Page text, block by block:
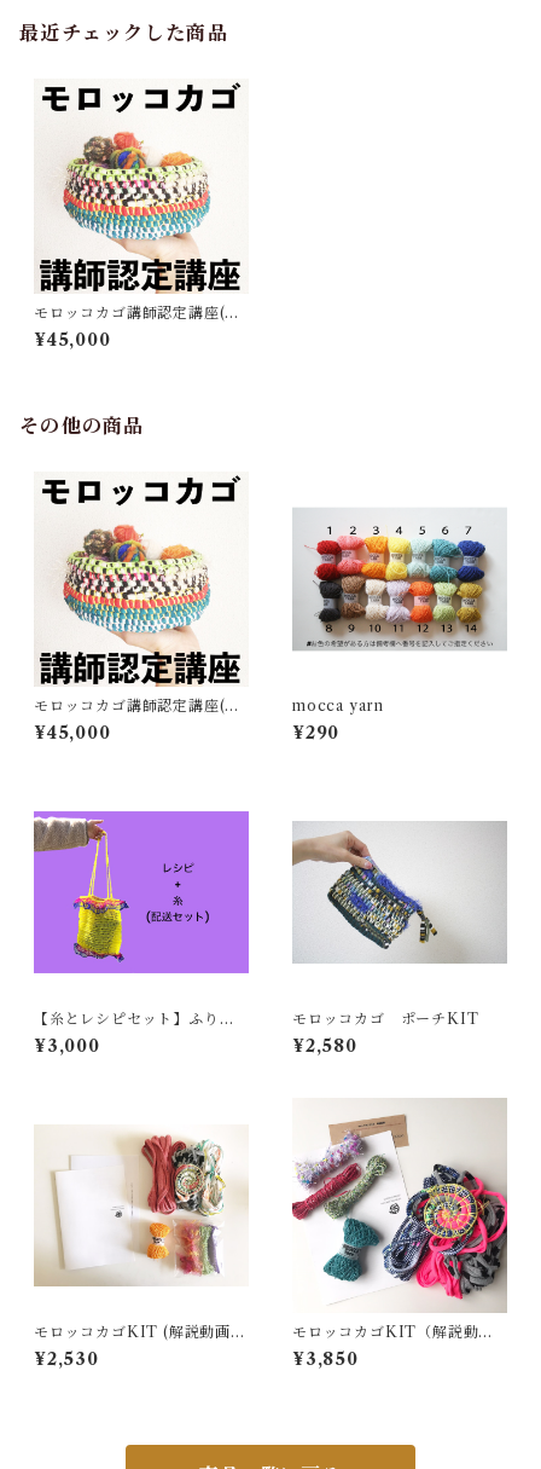
最近チェックした商品
モロッコカゴ講師認定講座(テ
キストのみ)
¥45,000
その他の商品
モロッコカゴ講師認定講座(テ
キストのみ)
¥45,000
mocca yarn
¥290
【糸とレシピセット】ふりふ
りネットバッグ
¥3,000
モロッコカゴ ポーチKIT
¥2,580
モロッコカゴKIT (解説動画な
し)
¥2,530
モロッコカゴKIT（解説動画
付き）
¥3,850